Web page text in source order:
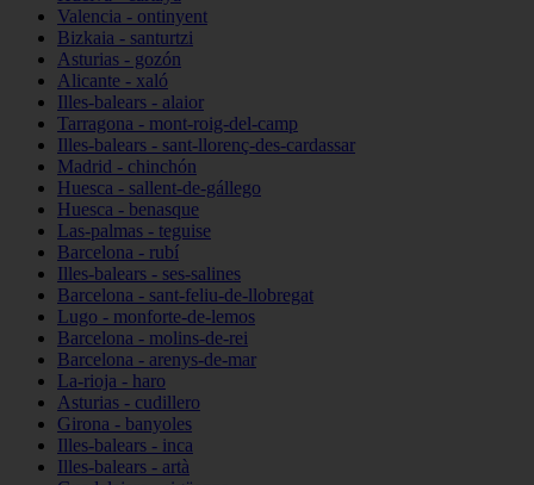
Valencia - ontinyent
Bizkaia - santurtzi
Asturias - gozón
Alicante - xaló
Illes-balears - alaior
Tarragona - mont-roig-del-camp
Illes-balears - sant-llorenç-des-cardassar
Madrid - chinchón
Huesca - sallent-de-gállego
Huesca - benasque
Las-palmas - teguise
Barcelona - rubí
Illes-balears - ses-salines
Barcelona - sant-feliu-de-llobregat
Lugo - monforte-de-lemos
Barcelona - molins-de-rei
Barcelona - arenys-de-mar
La-rioja - haro
Asturias - cudillero
Girona - banyoles
Illes-balears - inca
Illes-balears - artà